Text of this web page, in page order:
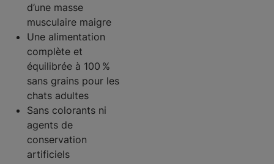
d’une masse
musculaire maigre
Une alimentation
complète et
équilibrée à 100 %
sans grains pour les
chats adultes
Sans colorants ni
agents de
conservation
artificiels